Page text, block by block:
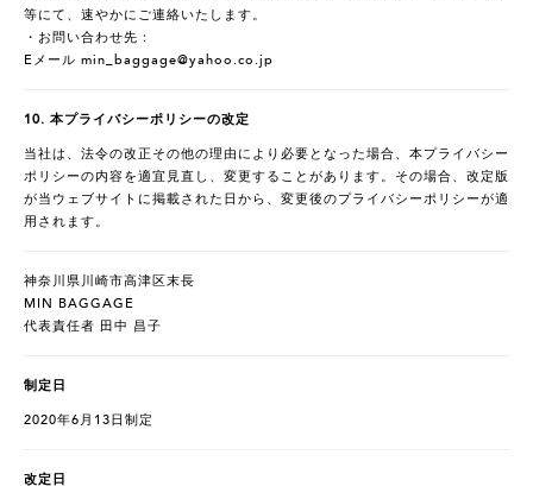
等にて、速やかにご連絡いたします。
・お問い合わせ先：
Eメール min_baggage@yahoo.co.jp
10. 本プライバシーポリシーの改定
当社は、法令の改正その他の理由により必要となった場合、本プライバシー
ポリシーの内容を適宜見直し、変更することがあります。その場合、改定版
が当ウェブサイトに掲載された日から、変更後のプライバシーポリシーが適
用されます。
神奈川県川崎市高津区末長
MIN BAGGAGE
代表責任者 田中 昌子
制定日
2020年6月13日制定
改定日